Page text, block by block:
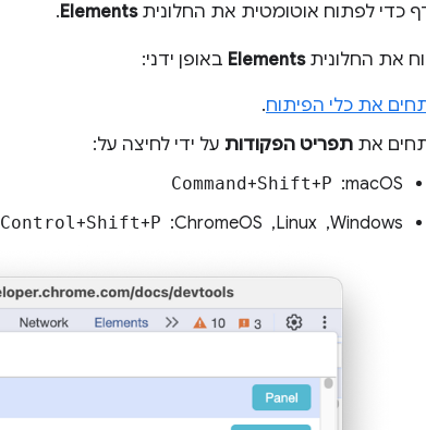
כדי לפתוח אוטומטית את החלוניתElements
.
את החלוניתElements באופן ידני:
את כלי הפיתוח.
את תפריט הפקודות על ידי לחיצה על:
‫macOS: ‏
Command+Shift+P
Windows, ‏ Linux, ‏ ChromeOS: ‏
Control+Shift+P